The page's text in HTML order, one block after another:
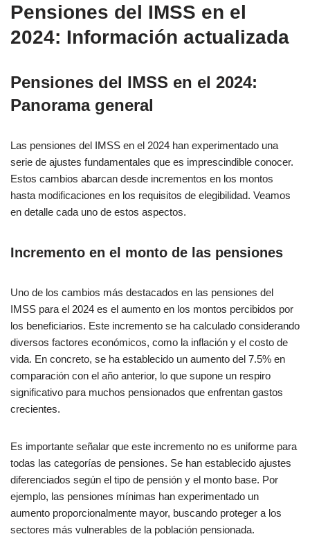
Pensiones del IMSS en el
2024: Información actualizada
Pensiones del IMSS en el 2024:
Panorama general
Las pensiones del IMSS en el 2024 han experimentado una
serie de ajustes fundamentales que es imprescindible conocer.
Estos cambios abarcan desde incrementos en los montos
hasta modificaciones en los requisitos de elegibilidad. Veamos
en detalle cada uno de estos aspectos.
Incremento en el monto de las pensiones
Uno de los cambios más destacados en las pensiones del
IMSS para el 2024 es el aumento en los montos percibidos por
los beneficiarios. Este incremento se ha calculado considerando
diversos factores económicos, como la inflación y el costo de
vida. En concreto, se ha establecido un aumento del 7.5% en
comparación con el año anterior, lo que supone un respiro
significativo para muchos pensionados que enfrentan gastos
crecientes.
Es importante señalar que este incremento no es uniforme para
todas las categorías de pensiones. Se han establecido ajustes
diferenciados según el tipo de pensión y el monto base. Por
ejemplo, las pensiones mínimas han experimentado un
aumento proporcionalmente mayor, buscando proteger a los
sectores más vulnerables de la población pensionada.